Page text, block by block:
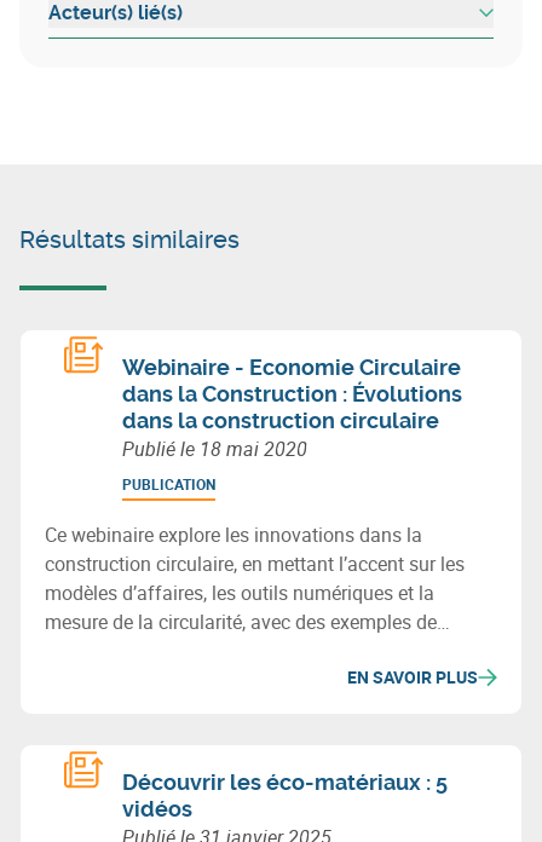
Acteur(s) lié(s)
Résultats similaires
Webinaire - Economie Circulaire
dans la Construction : Évolutions
dans la construction circulaire
Publié le 18 mai 2020
PUBLICATION
Ce webinaire explore les innovations dans la
construction circulaire, en mettant l’accent sur les
modèles d’affaires, les outils numériques et la
mesure de la circularité, avec des exemples de
EN SAVOIR PLUS
Découvrir les éco-matériaux : 5
vidéos